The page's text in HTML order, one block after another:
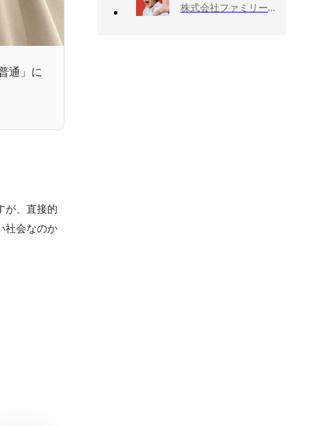
通」に
が、直接的
社会なのか
株式会社ファミリーマート, チーフ・マーケティング・オフィサー（CMO）